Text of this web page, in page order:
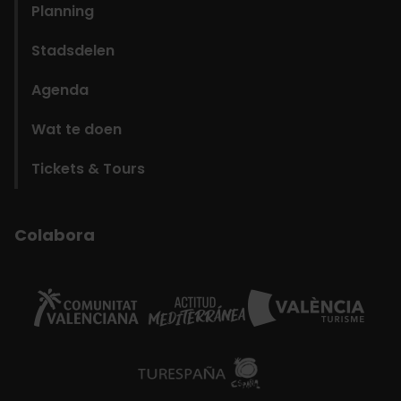
Planning
Stadsdelen
Agenda
Wat te doen
Tickets & Tours
Colabora